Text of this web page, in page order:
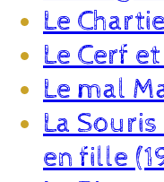
Le
Le Cerf
Le mal
La
en fille